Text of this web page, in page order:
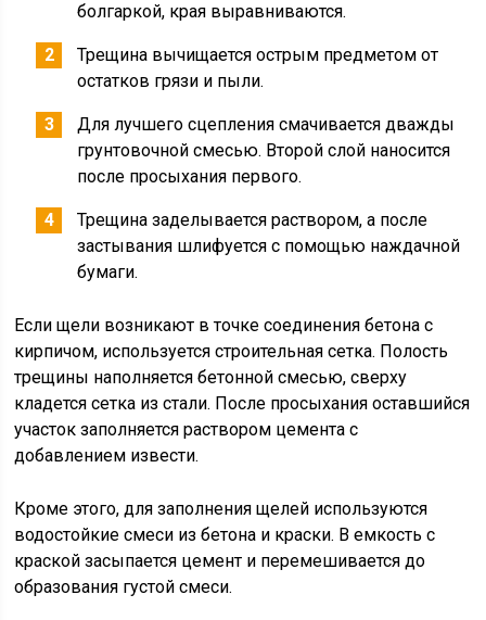
болгаркой, края выравниваются.
Трещина вычищается острым предметом от
остатков грязи и пыли.
Для лучшего сцепления смачивается дважды
грунтовочной смесью. Второй слой наносится
после просыхания первого.
Трещина заделывается раствором, а после
застывания шлифуется с помощью наждачной
бумаги.
Если щели возникают в точке соединения бетона с
кирпичом, используется строительная сетка. Полость
трещины наполняется бетонной смесью, сверху
кладется сетка из стали. После просыхания оставшийся
участок заполняется раствором цемента с
добавлением извести.
Кроме этого, для заполнения щелей используются
водостойкие смеси из бетона и краски. В емкость с
краской засыпается цемент и перемешивается до
образования густой смеси.